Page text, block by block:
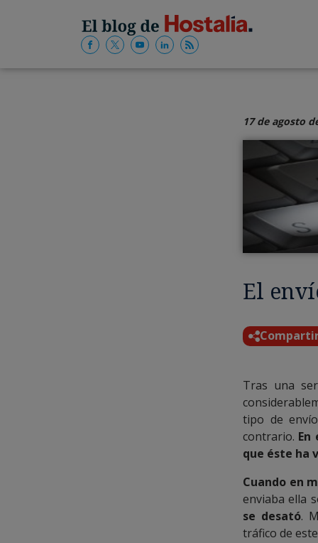
17 de agosto
El
Tras una
tipo de
contrario. En
que éste ha
Cuando en
enviaba ella
se desató.
tráfico de